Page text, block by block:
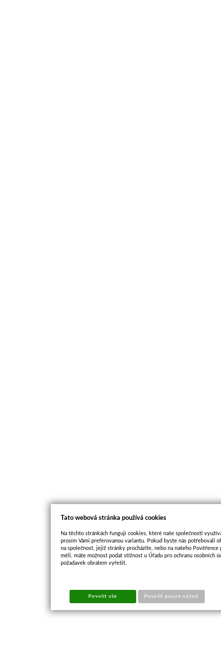
Tato webová stránka používá cookies
Na těchto stránkách fungují cookies, které naše společnosti
prosím Vámi preferovanou variantu. Pokud byste nás potřebovali
na společnost, jejíž stránky procházíte, nebo na našeho
měli, máte možnost podat stížnost u Úřadu pro ochranu osobních
požadavek obratem vyřešit.
Povolit vše Povolit pouze nutné